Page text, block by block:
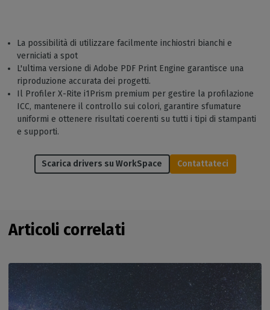
La possibilità di utilizzare facilmente inchiostri bianchi e
verniciati a spot
L'ultima versione di Adobe PDF Print Engine garantisce una
riproduzione accurata dei progetti.
Il Profiler X-Rite i1Prism premium per gestire la profilazione
ICC, mantenere il controllo sui colori, garantire sfumature
uniformi e ottenere risultati coerenti su tutti i tipi di stampanti
e supporti.
Scarica drivers su WorkSpace Contattateci
Articoli correlati